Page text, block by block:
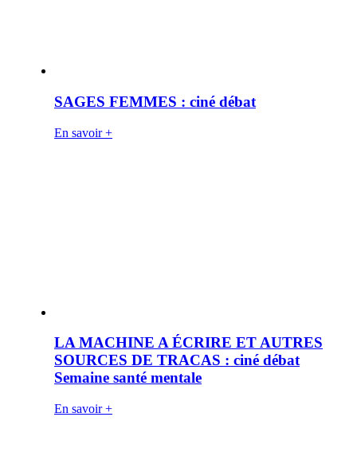
SAGES FEMMES : ciné débat
En savoir +
LA MACHINE A ÉCRIRE ET AUTRES
SOURCES DE TRACAS : ciné débat
Semaine santé mentale
En savoir +